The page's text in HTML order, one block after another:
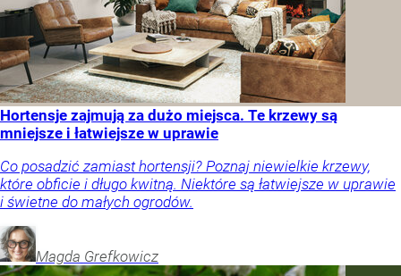
Hortensje zajmują za dużo miejsca. Te krzewy są
mniejsze i łatwiejsze w uprawie
Co posadzić zamiast hortensji? Poznaj niewielkie krzewy,
które obficie i długo kwitną. Niektóre są łatwiejsze w uprawie
i świetne do małych ogrodów.
Magda Grefkowicz